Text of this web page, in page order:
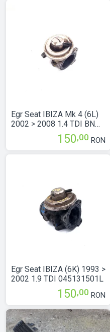
Egr Seat IBIZA Mk 4 (6L)
2002 > 2008 1.4 TDI BNM
Motorina 045131501F
150,00 RON
Egr Seat IBIZA (6K) 1993 >
2002 1.9 TDI 045131501L
150,00 RON